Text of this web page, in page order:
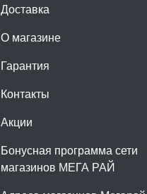
Доставка
О магазине
Гарантия
Контакты
Акции
Бонусная программа сети
магазинов МЕГА РАЙ